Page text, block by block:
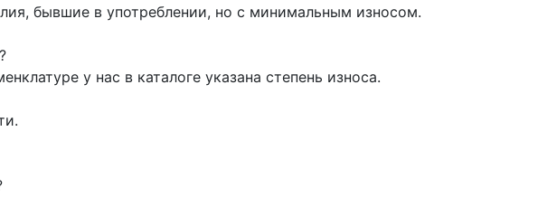
бывшие в употреблении, но с минимальным износом.
у нас в каталоге указана степень износа.